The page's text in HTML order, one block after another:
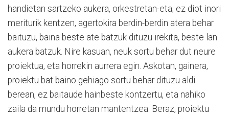
handietan sartzeko aukera, orkestretan-eta; ez diot inori
meriturik kentzen, agertokira berdin-berdin atera behar
baituzu, baina beste ate batzuk dituzu irekita, beste lan
aukera batzuk. Nire kasuan, neuk sortu behar dut neure
proiektua, eta horrekin aurrera egin. Askotan, gainera,
proiektu bat baino gehiago sortu behar dituzu aldi
berean, ez baitaude hainbeste kontzertu, eta nahiko
zaila da mundu horretan mantentzea. Beraz, proiektu